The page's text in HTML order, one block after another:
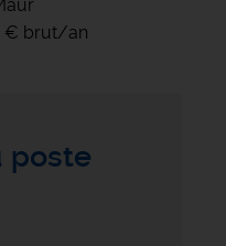
€ brut/an
poste